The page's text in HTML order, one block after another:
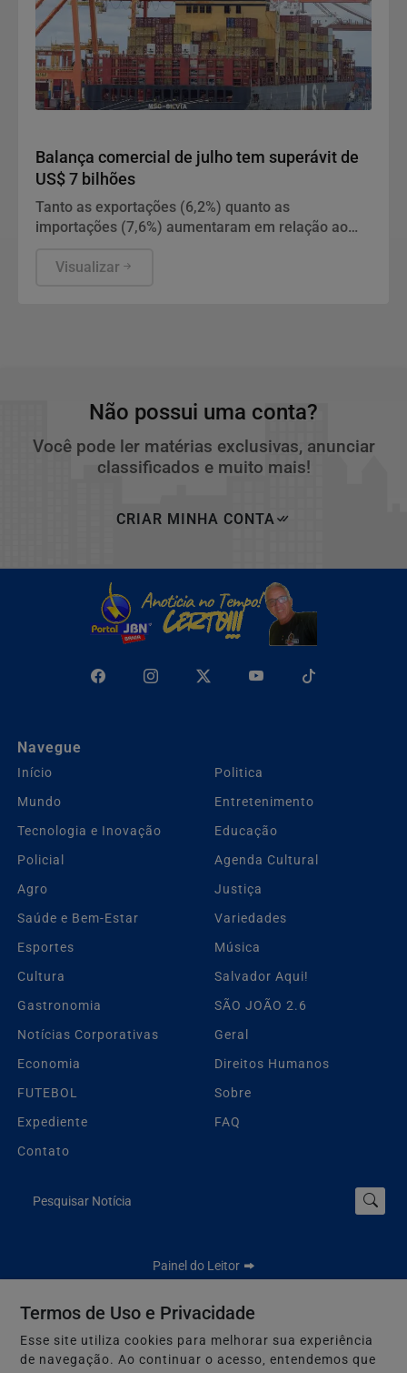
Balança comercial de julho tem superávit de
US$ 7 bilhões
Tanto as exportações (6,2%) quanto as
importações (7,6%) aumentaram em relação ao
Visualizar
Não possui uma conta?
Você pode ler matérias exclusivas, anunciar
classificados e muito mais!
CRIAR MINHA CONTA
Navegue
Início
Politica
Mundo
Entretenimento
Tecnologia e Inovação
Educação
Policial
Agenda Cultural
Agro
Justiça
Saúde e Bem-Estar
Variedades
Esportes
Música
Cultura
Salvador Aqui!
Gastronomia
SÃO JOÃO 2.6
Notícias Corporativas
Geral
Economia
Direitos Humanos
FUTEBOL
Sobre
Expediente
FAQ
Contato
Pesquisar Notícia
Painel do Leitor
Jbn Bahia - Todos os direitos reservados.
Termos de Uso e Privacidade
Esse site utiliza cookies para melhorar sua experiência
de navegação. Ao continuar o acesso, entendemos que